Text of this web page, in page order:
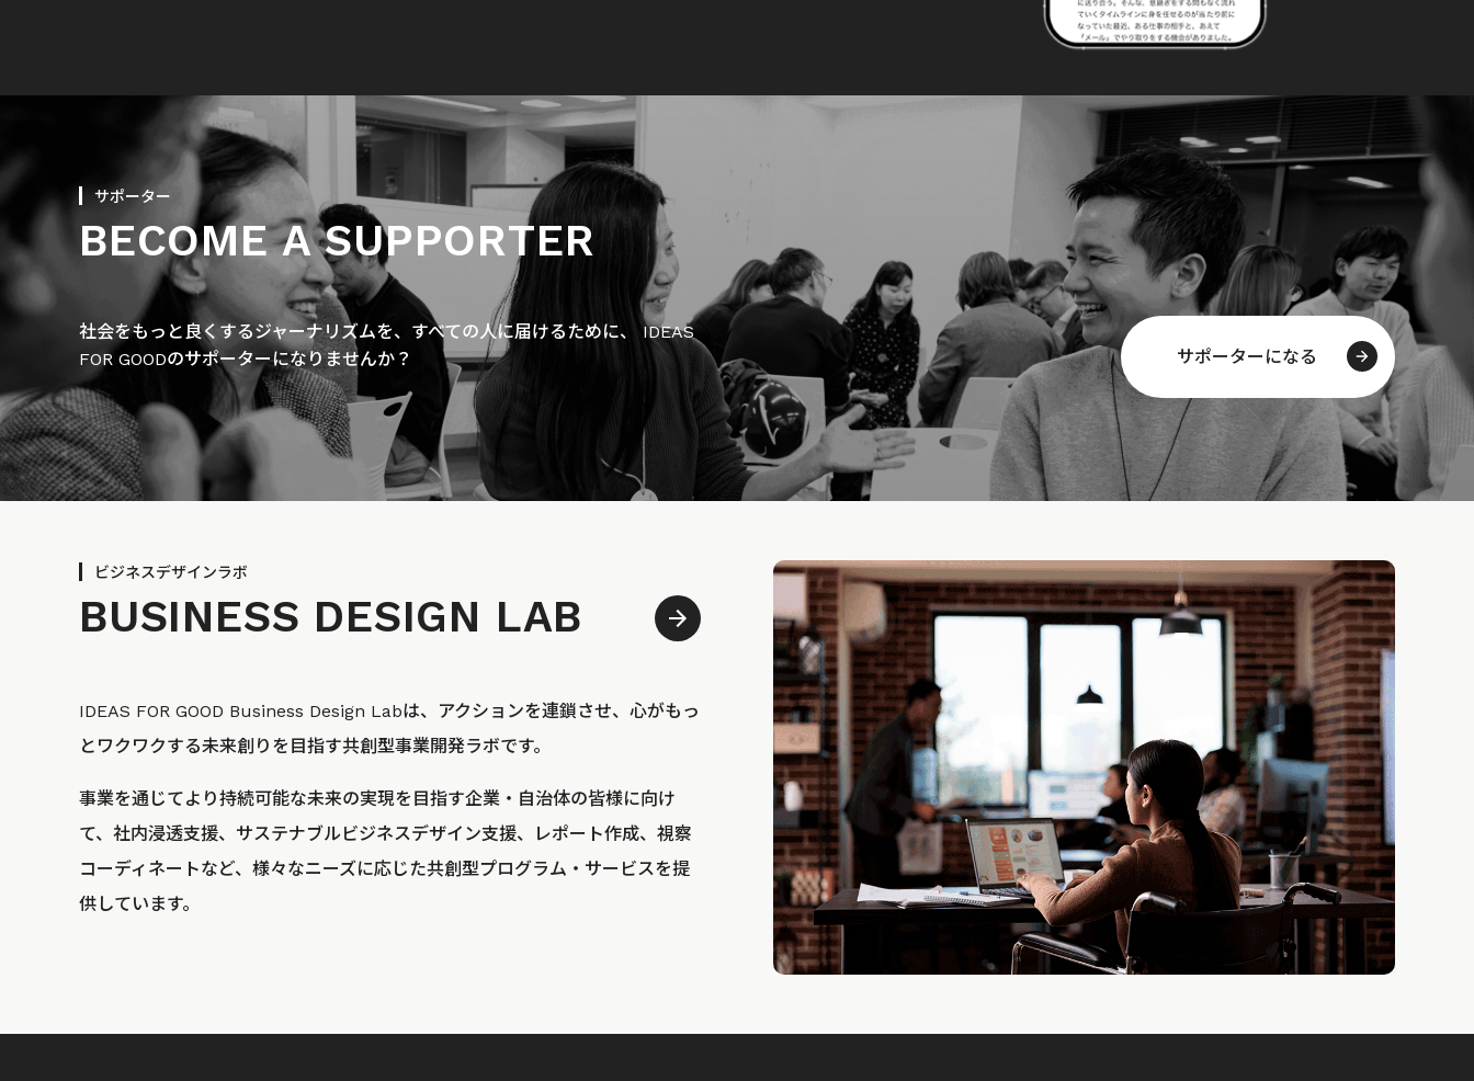
サポーター
BECOME A SUPPORTER
社会をもっと良くするジャーナリズムを、すべての人に届けるために、 IDEAS
FOR GOODのサポーターになりませんか？
サポーターになる
ビジネスデザインラボ
BUSINESS DESIGN LAB
IDEAS FOR GOOD Business Design Labは、アクションを連鎖させ、心がもっ
とワクワクする未来創りを目指す共創型事業開発ラボです。
事業を通じてより持続可能な未来の実現を目指す企業・自治体の皆様に向け
て、社内浸透支援、サステナブルビジネスデザイン支援、レポート作成、視察
コーディネートなど、様々なニーズに応じた共創型プログラム・サービスを提
供しています。